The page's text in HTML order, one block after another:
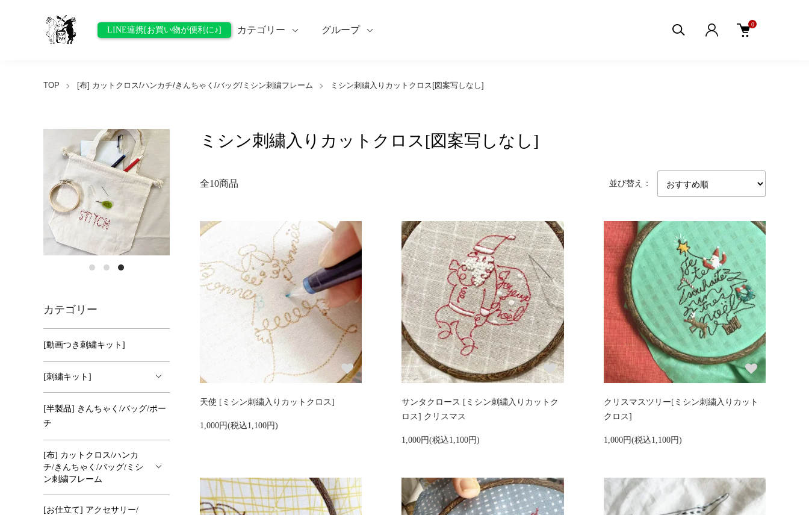
LINE連携[お買い物が便利に♪] カテゴリー グループ
0
TOP [布] カットクロス/ハンカチ/きんちゃく/バッグ/ミシン刺繍フレーム ミシン刺繍入りカットクロス[図案写しなし]
ミシン刺繍入りカットクロス[図案写しなし]
全10商品 並び替え：
天使 [ミシン刺繍入りカットクロス]
1,000円(税込1,100円)
サンタクロース [ミシン刺繍入りカットク
ロス] クリスマス
1,000円(税込1,100円)
クリスマスツリー[ミシン刺繍入りカット
クロス]
1,000円(税込1,100円)
カテゴリー
[動画つき刺繍キット]
[刺繍キット]
[半製品] きんちゃく/バッグ/ポー
チ
[布] カットクロス/ハンカ
チ/きんちゃく/バッグ/ミシ
ン刺繍フレーム
[お仕立て] アクセサリー/